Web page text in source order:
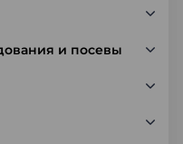
и посевы